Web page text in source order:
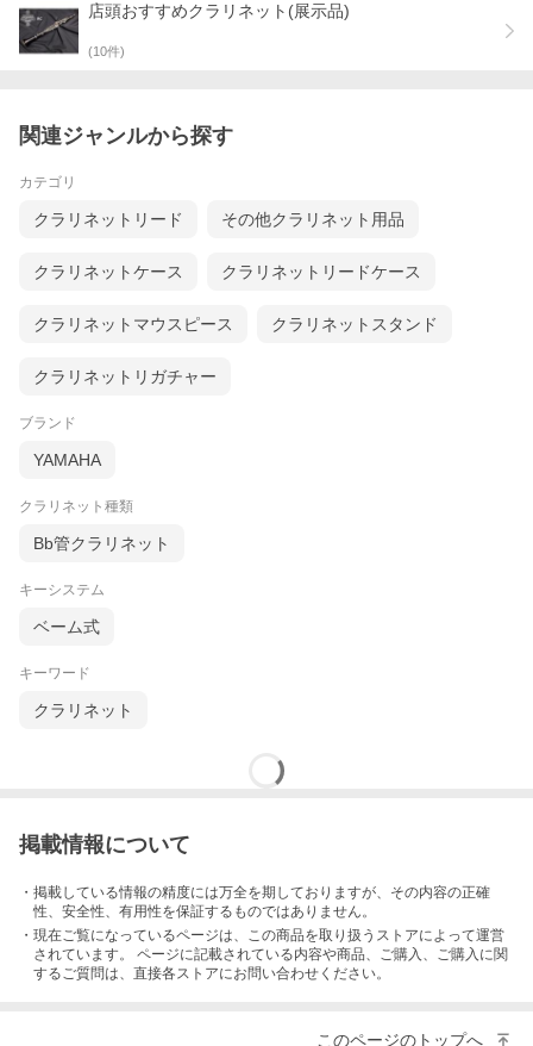
店頭おすすめクラリネット(展示品)
(10件)
関連ジャンルから探す
カテゴリ
クラリネットリード その他クラリネット用品
クラリネットケース クラリネットリードケース
クラリネットマウスピース クラリネットスタンド
クラリネットリガチャー
ブランド
YAMAHA
クラリネット種類
Bb管クラリネット
キーシステム
ベーム式
キーワード
クラリネット
掲載情報について
・掲載している情報の精度には万全を期しておりますが、その内容の正確
性、安全性、有用性を保証するものではありません。
・現在ご覧になっているページは、この商品を取り扱うストアによって運営
されています。 ページに記載されている内容や商品、ご購入 、ご購入に関
するご質問は、直接各ストアにお問い合わせください。
このページのトップへ